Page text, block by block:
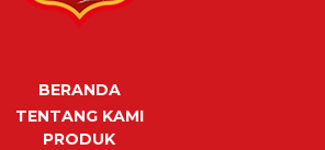
BERANDA
TENTANG KAMI
PRODUK